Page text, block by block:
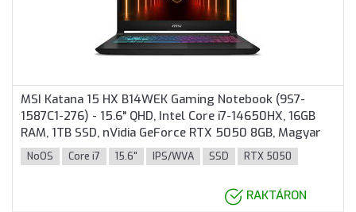
MSI Katana 15 HX B14WEK Gaming Notebook (9S7-
1587C1-276) - 15.6" QHD, Intel Core i7-14650HX, 16GB
RAM, 1TB SSD, nVidia GeForce RTX 5050 8GB, Magyar
billentyűzet, Operációs rendszer nélkül, 3 év garancia,
Fekete színben
NoOS Core i7 15.6" IPS/WVA SSD RTX 5050
RAKTÁRON